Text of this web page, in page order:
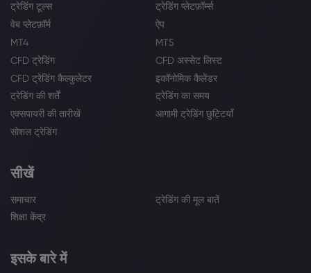
ट्रेडिंग टूल्स
ट्रेडिंग प्लेटफ़ॉर्म्स
वेब प्लेटफ़ॉर्म
ऐप
MT4
MT5
CFD ट्रेडिंग
CFD अस्सेट लिस्ट
CFD ट्रेडिंग कैल्कुलेटर
इकॉनोमिक कैलेंडर
ट्रेडिंग की शर्तें
ट्रेडिंग का समय
एक्सपायरी की तारीखें
आगामी ट्रेडिंग छुट्टियाँ
सोशल ट्रेडिंग
सीखें
समाचार
ट्रेडिंग की मूल बातें
शिक्षा केंद्र
इसके बारे में